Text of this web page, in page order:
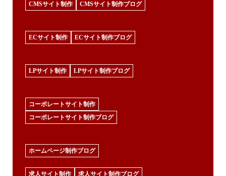
CMSサイト制作
CMSサイト制作ブログ
ECサイト制作 ECサイト制作ブログ
LPサイト制作 LPサイト制作ブログ
コーポレートサイト制作
コーポレートサイト制作ブログ
ホームページ制作ブログ
求人サイト制作 求人サイト制作ブログ